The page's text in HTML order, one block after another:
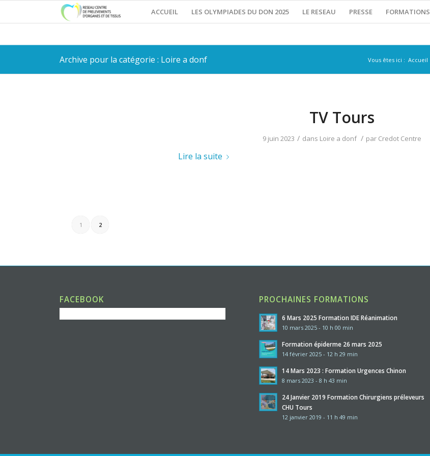
ACCUEIL LES OLYMPIADES DU DON 2025 LE RESEAU PRESSE FORMATIONS
Archive pour la catégorie : Loire a donf Vous êtes ici : Accueil
TV Tours
9 juin 2023 / dans Loire a donf / par Credot Centre
Lire la suite
1 2
FACEBOOK PROCHAINES FORMATIONS
6 Mars 2025 Formation IDE Réanimation
10 mars 2025 - 10 h 00 min
Formation épiderme 26 mars 2025
14 février 2025 - 12 h 29 min
14 Mars 2023 : Formation Urgences Chinon
8 mars 2023 - 8 h 43 min
24 Janvier 2019 Formation Chirurgiens préleveurs
CHU Tours
12 janvier 2019 - 11 h 49 min